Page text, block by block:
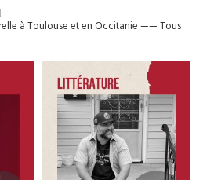
à Toulouse et en Occitanie——Tous